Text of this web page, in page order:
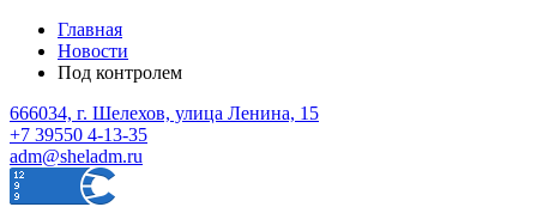
Главная
Новости
Под контролем
666034, г. Шелехов, улица Ленина, 15
+7 39550 4-13-35
adm@sheladm.ru